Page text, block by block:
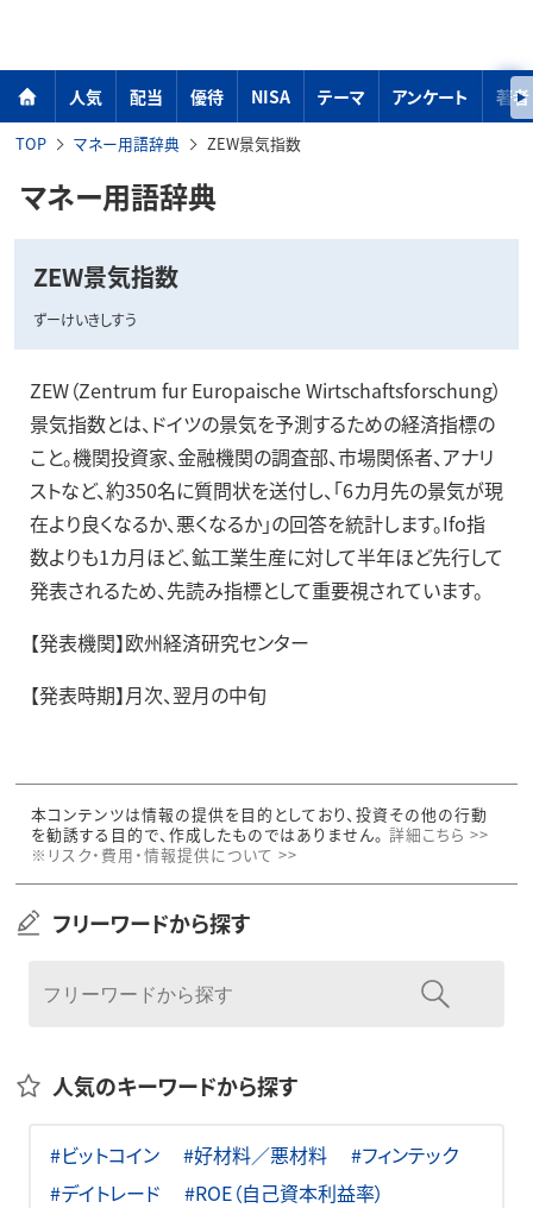
人気 配当 優待 NISA テーマ アンケート 著者
TOP マネー用語辞典 ZEW景気指数
マネー用語辞典
ZEW景気指数
ずーけいきしすう
ZEW（Zentrum fur Europaische Wirtschaftsforschung）
景気指数とは、ドイツの景気を予測するための経済指標の
こと。機関投資家、金融機関の調査部、市場関係者、アナリ
ストなど、約350名に質問状を送付し、「6カ月先の景気が現
在より良くなるか、悪くなるか」の回答を統計します。Ifo指
数よりも1カ月ほど、鉱工業生産に対して半年ほど先行して
発表されるため、先読み指標として重要視されています。
【発表機関】欧州経済研究センター
【発表時期】月次、翌月の中旬
本コンテンツは情報の提供を目的としており、投資その他の行動
を勧誘する目的で、作成したものではありません。 詳細こちら >>
※リスク・費用・情報提供について >>
フリーワードから探す
人気のキーワードから探す
#ビットコイン #好材料／悪材料
#フィンテック
#デイトレード
#ROE（自己資本利益率）